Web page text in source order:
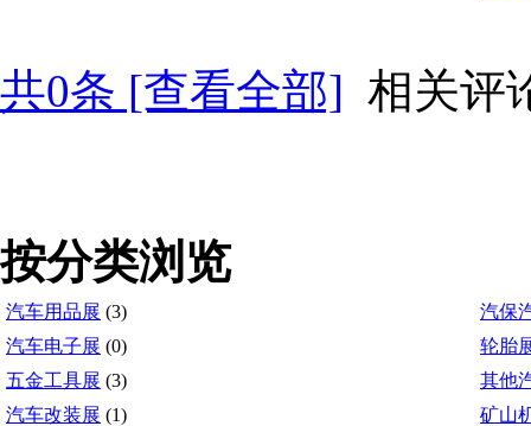
共0条 [查看全部] 相关评
按分类浏览
汽车用品展 (3)
汽保
汽车电子展 (0)
轮胎
五金工具展 (3)
其他
汽车改装展 (1)
矿山